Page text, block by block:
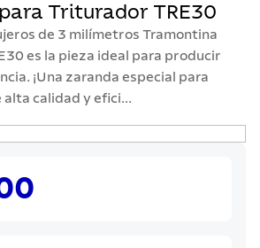
Triturador TRE30
de 3 milímetros Tramontina
es la pieza ideal para producir
¡Una zaranda especial para
calidad y efici...